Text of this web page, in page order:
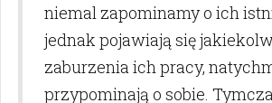
niemal zapominamy o ich
jednak pojawiają się
zaburzenia ich pracy,
przypominają o sobie.